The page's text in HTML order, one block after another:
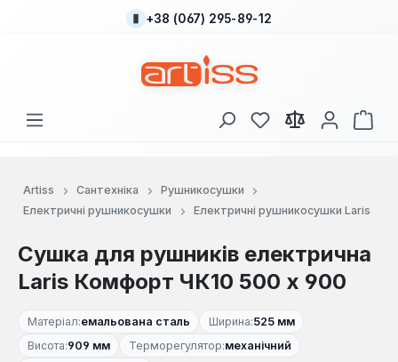
Перейти до основного вмісту
+38 (067) 295-89-12
У вас є 0 у списку
Artiss Сантехніка
Рушникосушки
Електричні рушникосушки
Електричні рушникосушки Laris
Сушка для рушників електрична
Laris Комфорт ЧК10 500 х 900
Матеріал:емальована сталь Ширина:525 мм
Висота:909 мм Терморегулятор:механічний